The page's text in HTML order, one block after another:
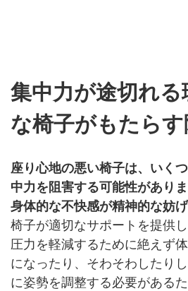
集中力が途切れる
な椅子がもたら
座り心地の悪い椅子は、いく
中力を阻害する可能性がありま
身体的な不快感が精神的な妨
椅子が適切なサポートを提供
圧力を軽減するために絶えず
になったり、そわそわしたり
に姿勢を調整する必要がある